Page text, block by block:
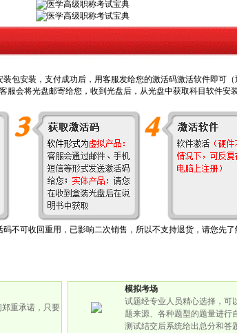
包安装，支付成功后， 用客服发给您的激活码激活软件即可（
服会将光盘邮寄给您，收到光盘后，从光盘中获取科目软件安
可收回重用，已影响二次销售，所以不支持退货，请您先
重承诺，只要
模拟考场
试题经专业人员精心选择，可
题来源、各种题型的题量进行
测试结交后系统给出总分和答